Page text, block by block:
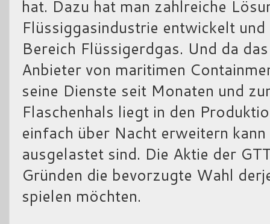
hat. Dazu hat man zahlreiche
Flüssiggasindustrie entwickelt
Bereich Flüssigerdgas. Und da
Anbieter von maritimen
seine Dienste seit Monaten und
Flaschenhals liegt in den
einfach über Nacht erweitern
ausgelastet sind. Die Aktie der
Gründen die bevorzugte Wahl
spielen möchten.